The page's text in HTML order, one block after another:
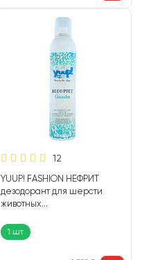
12
YUUP! FASHION НЕФРИТ
дезодорант для шерсти
животных
(1 шт)
1 шт